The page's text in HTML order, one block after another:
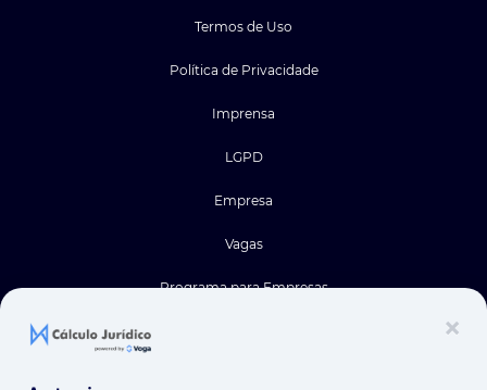
×
Termos de Uso
Política de Privacidade
Imprensa
LGPD
Empresa
Vagas
Programa para Empresas